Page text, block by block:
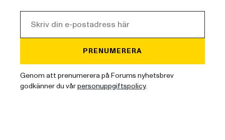
PRENUMERERA
Genom att prenumerera på Forums nyhetsbrev
godkänner du vårpersonuppgiftspolicy.